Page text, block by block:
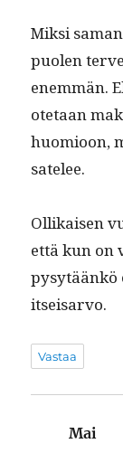
Mik­si
puolen
enem­män.
ote­taan
huomioon,
satelee.
Ollikaisen
että kun on
pysytäänkö
itseisarvo.
Vastaa
Mai